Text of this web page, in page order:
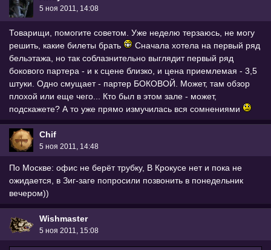
5 ноя 2011, 14:08
Товарищи, помогите советом. Уже неделю терзаюсь, не могу
решить, какие билеты брать
Сначала хотела на первый ряд
бельэтажа, но так соблазнительно выглядит первый ряд
бокового партера - и к сцене близко, и цена приемлемая - 3,5
штуки. Одно смущает - партер БОКОВОЙ. Может, там обзор
плохой или еще чего... Кто был в этом зале - может,
подскажете? А то уже прямо измучилась вся сомнениями
Chif
5 ноя 2011, 14:48
По Москве: офис не берёт трубку, В Крокусе нет и пока не
ожидается, в Зиг-заге попросили позвонить в понедельник
вечером))
Wishmaster
5 ноя 2011, 15:08